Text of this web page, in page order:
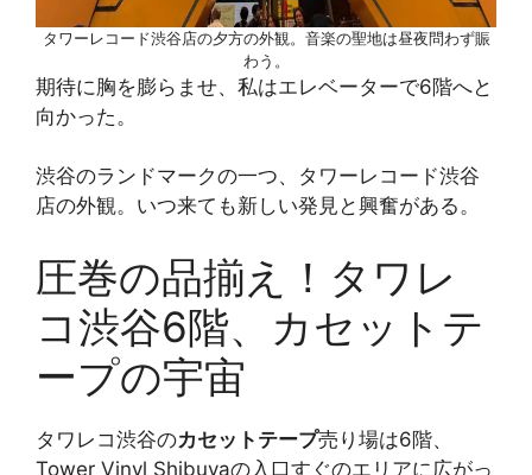
タワーレコード渋谷店の夕方の外観。音楽の聖地は昼夜問わず賑
わう。
期待に胸を膨らませ、私はエレベーターで6階へと
向かった。
渋谷のランドマークの一つ、タワーレコード渋谷
店の外観。いつ来ても新しい発見と興奮がある。
圧巻の品揃え！タワレ
コ渋谷6階、カセットテ
ープの宇宙
タワレコ渋谷のカセットテープ売り場は6階、
Tower Vinyl Shibuyaの入口すぐのエリアに広がっ